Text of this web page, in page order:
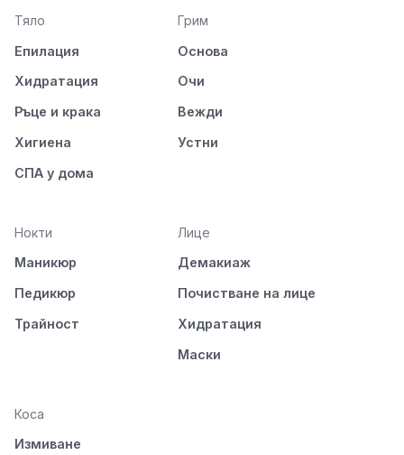
Тяло
Епилация
Хидратация
Ръце и крака
Хигиена
СПА у дома
Грим
Основа
Очи
Вежди
Устни
Нокти
Маникюр
Педикюр
Трайност
Лице
Демакиаж
Почистване на лице
Хидратация
Маски
Коса
Измиване